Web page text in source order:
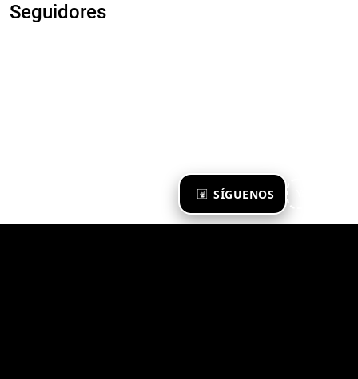
SÍGUENOS
Seguidores